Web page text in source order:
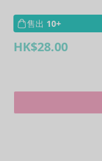
售出 10+
HK$28.00